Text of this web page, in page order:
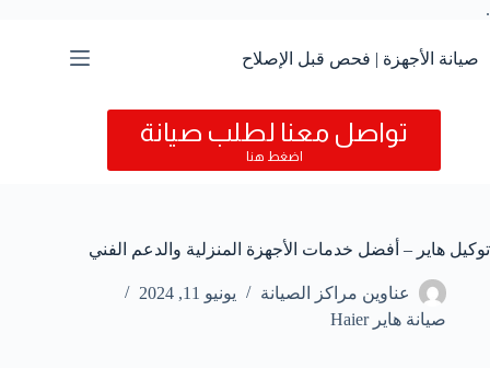
.
المحتوى
صيانة الأجهزة | فحص قبل الإصلاح
تواصل معنا لطلب صيانة
اضغط هنا
توكيل هاير – أفضل خدمات الأجهزة المنزلية والدعم الفني
عناوين مراكز الصيانة
يونيو 11, 2024
صيانة هاير Haier